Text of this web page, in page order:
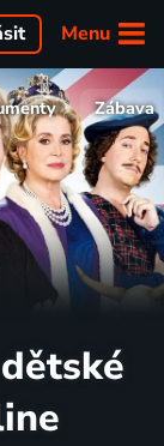
Menu
Zábava